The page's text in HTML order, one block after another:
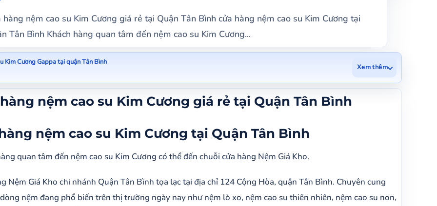
hàng nệm cao su Kim Cương giá rẻ tại Quận Tân Bình cửa hàng nệm cao su Kim Cương tại
Tân Bình Khách hàng quan tâm đến nệm cao su Kim Cương...
Kim Cương Gappa tại quận Tân Bình
Xem thêm
nệm cao su Kim Cương giá rẻ tại Quận Tân Bình
su Kim Cương Gappa tại quận Tân Bình
nệm cao su Kim Cương giá rẻ tại Quận Tân Bình
nệm cao su Kim Cương tại Quận Tân Bình
quan tâm đến nệm cao su Kim Cương có thể đến chuỗi cửa hàng Nệm Giá Kho.
Nệm Giá Kho chi nhánh Quận Tân Bình tọa lạc tại địa chỉ 124 Cộng Hòa, quận Tân Bình. Chuyên cung
nệm đang phổ biến trên thị trường ngày nay như nệm lò xo, nệm cao su thiên nhiên, nệm cao su non,